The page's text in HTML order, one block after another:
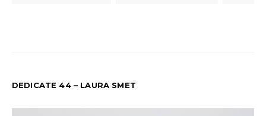
DEDICATE 44 – LAURA SMET